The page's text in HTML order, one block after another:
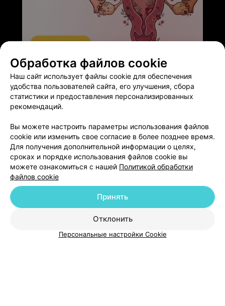
ЭФФЕКТИВНАЯ РЕКЛАМА НА САЙТЕ
Добавить компанию
Добавить специалиста
Новости проекта
Размещение рекламы
Медицинский маркетинг
Публичный договор
Обработка файлов cookie
Наш сайт использует файлы cookie для обеспечения
удобства пользователей сайта, его улучшения, сбора
статистики и предоставления персонализированных
рекомендаций.
Вы можете настроить параметры использования файлов
cookie или изменить свое согласие в более позднее время.
Для получения дополнительной информации о целях,
сроках и порядке использования файлов cookie вы
можете ознакомиться с нашей Политикой обработки
файлов cookie
Отклонить
Принять
Персональные настройки Cookie